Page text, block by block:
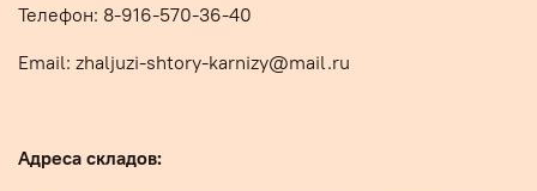
Телефон: 8-916-570-36-40
Email: zhaljuzi-shtory-karnizy@mail.ru
Адреса складов: